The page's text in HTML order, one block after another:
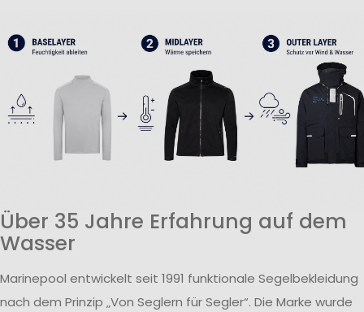
Über 35 Jahre Erfahrung auf dem
Wasser
Marinepool entwickelt seit 1991 funktionale Segelbekleidung
nach dem Prinzip „Von Seglern für Segler“. Die Marke wurde